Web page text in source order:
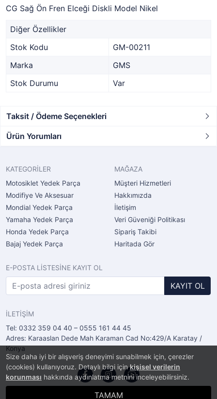
Size daha iyi bir alışveriş deneyimi sunabilmek için, çerezler
(cookies) kullanıyoruz. Detaylı bilgi içinkişisel verilerin
korunması hakkında aydınlatma metnini inceleyebilirsiniz.
TAMAM
CG Sağ Ön Fren Elceği Diskli Model Nikel
Diğer Özellikler
Stok Kodu
GM-00211
Marka
GMS
Stok Durumu
Var
Taksit / Ödeme Seçenekleri
Ürün Yorumları
KATEGORİLER
Motosiklet Yedek Parça
Modifiye Ve Aksesuar
Mondial Yedek Parça
Yamaha Yedek Parça
Honda Yedek Parça
Bajaj Yedek Parça
MAĞAZA
Müşteri Hizmetleri
Hakkımızda
İletişim
Veri Güveniği Politikası
Sipariş Takibi
Haritada Gör
E-POSTA LİSTESİNE KAYIT OL
KAYIT OL
İLETİŞİM
Tel: 0332 359 04 40 – 0555 161 44 45
Adres: Karaaslan Dede Mah Karaman Cad No:429/A Karatay /
Konya